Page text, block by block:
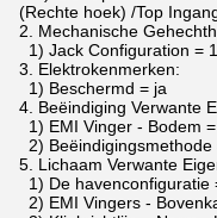
(Rechte hoek) /Top
2. Mechanische
1) Jack Configuration =
3. Elektrokenmerken:
1) Beschermd = ja
4. Beëindiging Verwante
1) EMI Vinger - Bodem
2) Beëindigingsmethode
5. Lichaam Verwante
1) De havenconfiguratie
2) EMI Vingers -